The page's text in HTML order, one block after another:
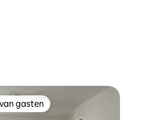
van gasten
gasten